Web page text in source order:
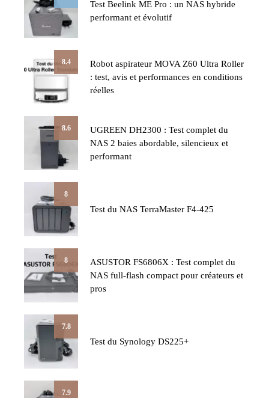
Test Beelink ME Pro : un NAS hybride
performant et évolutif
8.4
Robot aspirateur MOVA Z60 Ultra Roller
: test, avis et performances en conditions
réelles
8.6
UGREEN DH2300 : Test complet du
NAS 2 baies abordable, silencieux et
performant
8
Test du NAS TerraMaster F4-425
8
ASUSTOR FS6806X : Test complet du
NAS full-flash compact pour créateurs et
pros
7.8
Test du Synology DS225+
7.9